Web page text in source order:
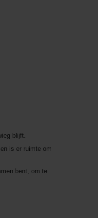
blijft.
is er ruimte om
bent, om te